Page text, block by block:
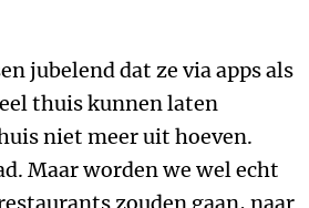
jubelend dat ze via apps als
thuis kunnen laten
niet meer uit hoeven.
Maar worden we wel echt